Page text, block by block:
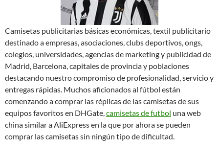
Camisetas publicitarias básicas económicas, textil publicitario
destinado a empresas, asociaciones, clubs deportivos, ongs,
colegios, universidades, agencias de marketing y publicidad de
Madrid, Barcelona, capitales de provincia y poblaciones
destacando nuestro compromiso de profesionalidad, servicio y
entregas rápidas. Muchos aficionados al fútbol están
comenzando a comprar las réplicas de las camisetas de sus
equipos favoritos en DHGate,camisetas de futbol una web
china similar a AliExpress en la que por ahora se pueden
comprar las camisetas sin ningún tipo de dificultad.